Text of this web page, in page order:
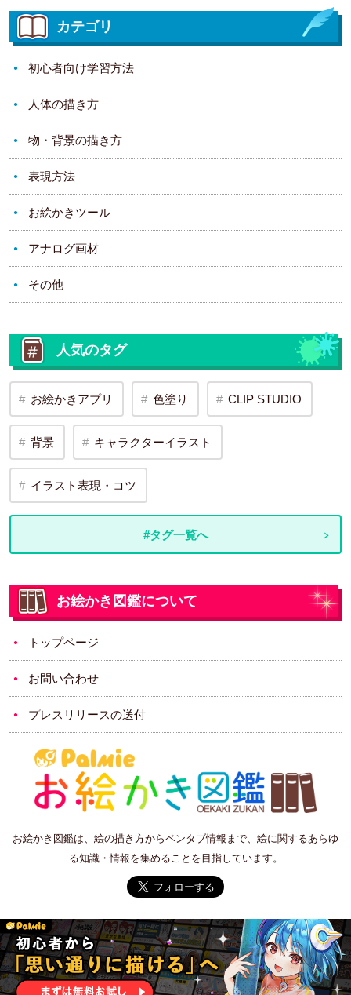
カテゴリ
初心者向け学習方法
人体の描き方
物・背景の描き方
表現方法
お絵かきツール
アナログ画材
その他
人気のタグ
お絵かきアプリ 色塗り CLIP STUDIO
背景 キャラクターイラスト
イラスト表現・コツ
#タグ一覧へ
お絵かき図鑑について
トップページ
お問い合わせ
プレスリリースの送付
お絵かき図鑑は、絵の描き方からペンタブ情報まで、絵に関するあらゆ
る知識・情報を集めることを目指しています。